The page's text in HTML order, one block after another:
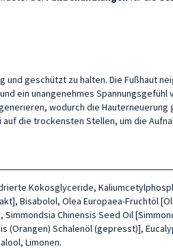
geschützt zu halten. Die Fußhaut
ein unangenehmes Spannungsgefühl
wodurch die
die trockensten Stellen, um die
Kokosglyceride,
Bisabolol, Olea Europaea-Fruchtöl
Chinensis Seed Oil
(O­rangen) Schalenöl (gepresst)],
Limonen.